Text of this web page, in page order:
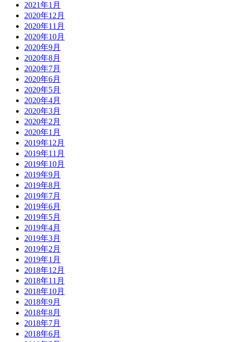
2021年1月
2020年12月
2020年11月
2020年10月
2020年9月
2020年8月
2020年7月
2020年6月
2020年5月
2020年4月
2020年3月
2020年2月
2020年1月
2019年12月
2019年11月
2019年10月
2019年9月
2019年8月
2019年7月
2019年6月
2019年5月
2019年4月
2019年3月
2019年2月
2019年1月
2018年12月
2018年11月
2018年10月
2018年9月
2018年8月
2018年7月
2018年6月